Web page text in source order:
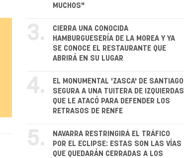
MUCHOS"
3.
CIERRA UNA CONOCIDA
HAMBURGUESERÍA DE LA MOREA Y YA
SE CONOCE EL RESTAURANTE QUE
ABRIRÁ EN SU LUGAR
4.
EL MONUMENTAL 'ZASCA' DE SANTIAGO
SEGURA A UNA TUITERA DE IZQUIERDAS
QUE LE ATACÓ PARA DEFENDER LOS
RETRASOS DE RENFE
5.
NAVARRA RESTRINGIRÁ EL TRÁFICO
POR EL ECLIPSE: ESTAS SON LAS VÍAS
QUE QUEDARÁN CERRADAS A LOS